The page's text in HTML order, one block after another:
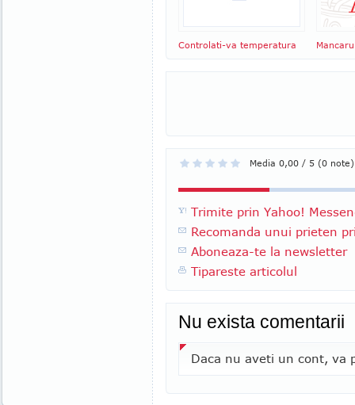
Controlati-va temperatura
Media 0,00 / 5 (0 note)
Trimite prin Yahoo!
Recomanda unui prieten
Aboneaza-te la newsletter
Tipareste articolul
Nu exista comentarii
Daca nu aveti un cont, va